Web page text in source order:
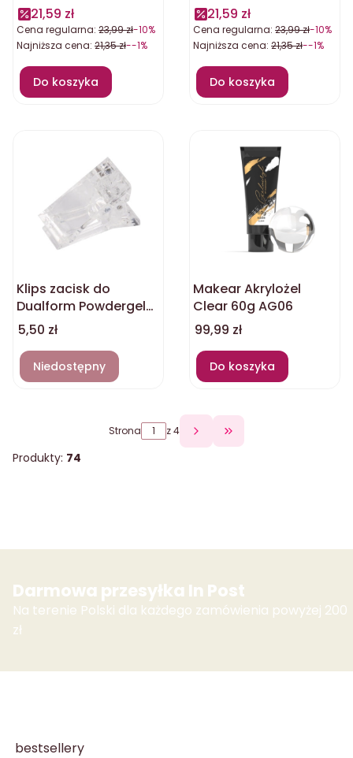
21,59 zł
Cena regularna: 23,99 zł-10%
Najniższa cena: 21,35 zł--1%
Do koszyka
21,59 zł
Cena regularna: 23,99 zł-10%
Najniższa cena: 21,35 zł--1%
Do koszyka
Klips zacisk do
Dualform Powdergel
plastikowy
przezroczysty DSF 1szt
Cena
5,50 zł
Niedostępny
Makear Akrylożel
Clear 60g AG06
Cena
99,99 zł
Do koszyka
Strona z 4
Przejdź do ostatniej
Produkty: 74
Darmowa przesyłka In Post
Na terenie Polski dla każdego zamówienia powyżej 200
zł
bestsellery